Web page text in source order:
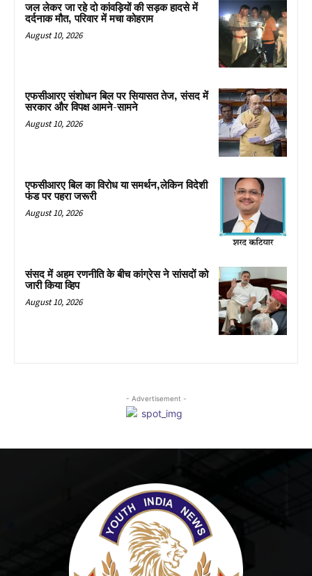
जल लेकर जा रहे दो कांवड़ियों की सड़क हादसे में
दर्दनाक मौत, परिवार में मचा कोहराम
August 10, 2026
एफसीआरए संशोधन बिल पर सियासत तेज, संसद में
सरकार और विपक्ष आमने-सामने
August 10, 2026
एफसीआरए बिल का विरोध या समर्थन,लेकिन विदेशी
फंड पर पहरा जरूरी
August 10, 2026
संसद में अहम रणनीति के बीच कांग्रेस ने सांसदों को
जारी किया व्हिप
August 10, 2026
- Advertisement -